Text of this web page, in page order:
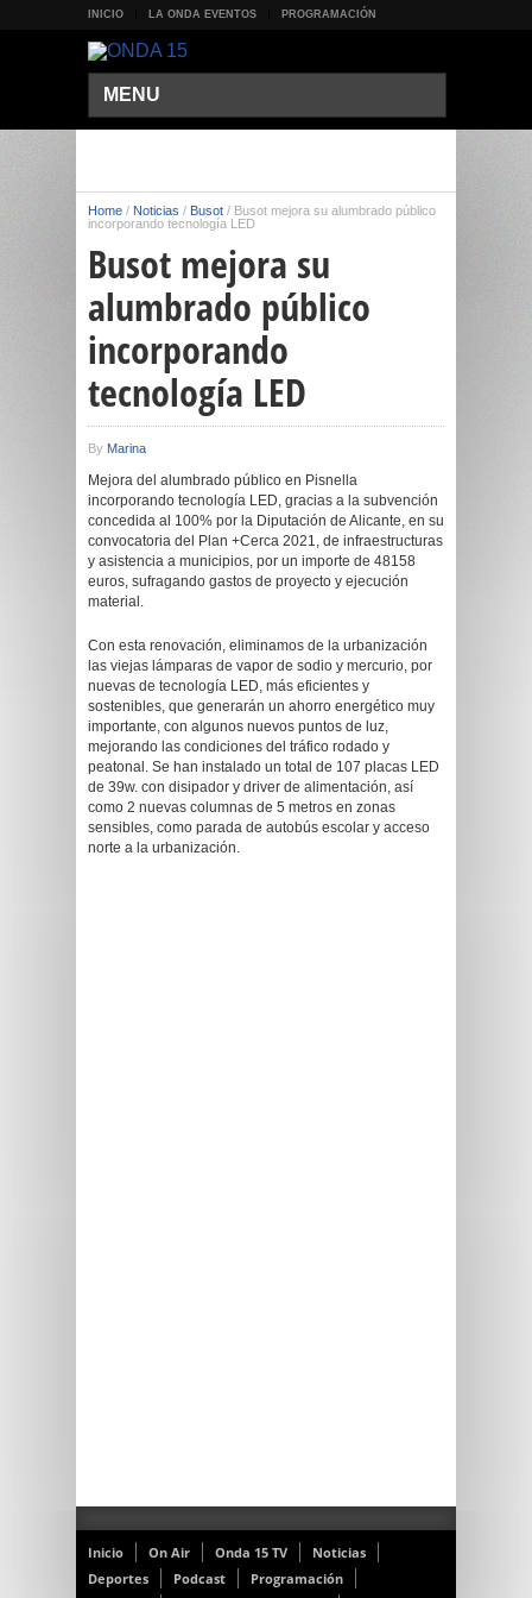
INICIO LA ONDA EVENTOS PROGRAMACIÓN
MENU
Home / Noticias / Busot / Busot mejora su alumbrado público
incorporando tecnología LED
Busot mejora su
alumbrado público
incorporando
tecnología LED
By Marina
Mejora del alumbrado público en Pisnella
incorporando tecnología LED, gracias a la subvención
concedida al 100% por la Diputación de Alicante, en su
convocatoria del Plan +Cerca 2021, de infraestructuras
y asistencia a municipios, por un importe de 48158
euros, sufragando gastos de proyecto y ejecución
material.
Con esta renovación, eliminamos de la urbanización
las viejas lámparas de vapor de sodio y mercurio, por
nuevas de tecnología LED, más eficientes y
sostenibles, que generarán un ahorro energético muy
importante, con algunos nuevos puntos de luz,
mejorando las condiciones del tráfico rodado y
peatonal. Se han instalado un total de 107 placas LED
de 39w. con disipador y driver de alimentación, así
como 2 nuevas columnas de 5 metros en zonas
sensibles, como parada de autobús escolar y acceso
norte a la urbanización.
Inicio On Air Onda 15 TV
Noticias
Deportes
Podcast
Programación